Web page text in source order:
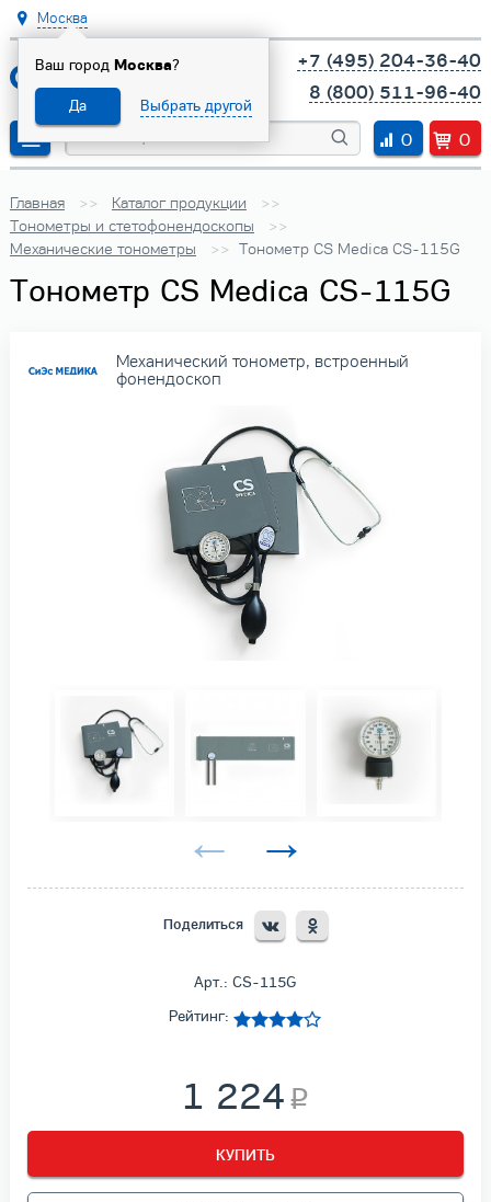
Москва
Ваш город Москва?
Да Выбрать другой
+7 (495) 204-36-40
8 (800) 511-96-40
0
0
Главная
Каталог продукции
Тонометры и стетофонендоскопы
Механические тонометры
Тонометр CS Medica CS-115G
Тонометр CS Medica CS-115G
Механический тонометр, встроенный
фонендоскоп
Поделиться
Арт.: CS-115G
Рейтинг:
1 224
КУПИТЬ